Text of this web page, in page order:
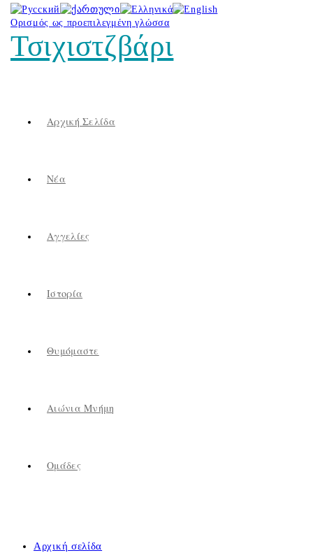
Ορισμός ως προεπιλεγμένη γλώσσα
Τσιχιστζβάρι
Αρχική Σελίδα
Νέα
Αγγελίες
Ιστορία
Θυμόμαστε
Αιώνια Μνήμη
Ομάδες
Αρχική σελίδα